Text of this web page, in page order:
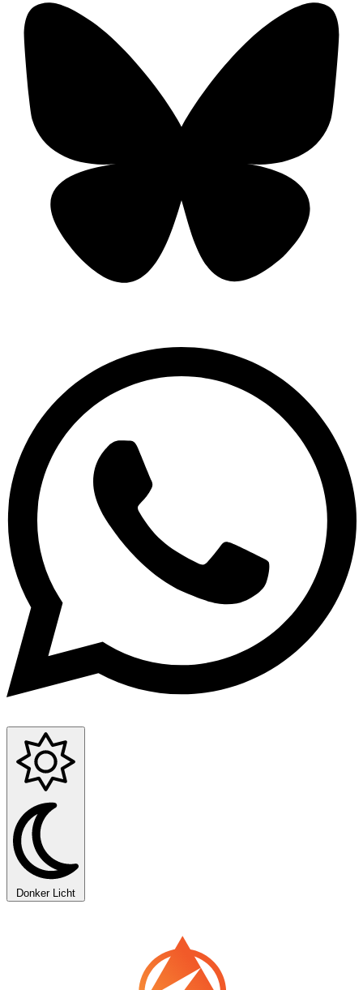
Donker Licht